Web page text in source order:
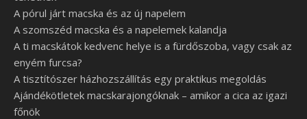
A pórul járt macska és az új napelem
A szomszéd macska és a napelemek kalandja
A ti macskátok kedvenc helye is a fürdőszoba, vagy csak az
enyém furcsa?
A tisztítószer házhozszállítás egy praktikus megoldás
Ajándékötletek macskarajongóknak – amikor a cica az igazi
főnök